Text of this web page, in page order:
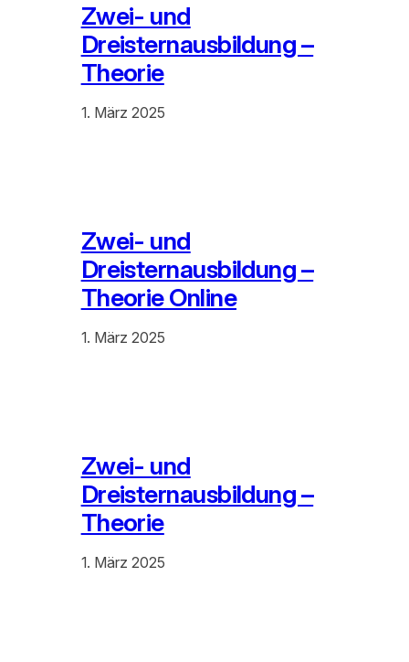
Zwei- und
Dreisternausbildung –
Theorie
1. März 2025
Zwei- und
Dreisternausbildung –
Theorie Online
1. März 2025
Zwei- und
Dreisternausbildung –
Theorie
1. März 2025